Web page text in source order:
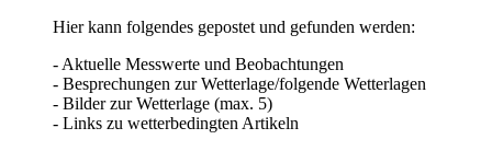
Hier kann folgendes gepostet und gefunden werden:
- Aktuelle Messwerte und Beobachtungen
- Besprechungen zur Wetterlage/folgende Wetterlagen
- Bilder zur Wetterlage (max. 5)
- Links zu wetterbedingten Artikeln